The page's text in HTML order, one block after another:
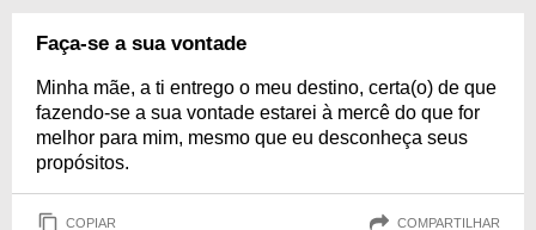
Faça-se a sua vontade
Minha mãe, a ti entrego o meu destino, certa(o) de que
fazendo-se a sua vontade estarei à mercê do que for
melhor para mim, mesmo que eu desconheça seus
propósitos.
COPIAR COMPARTILHAR